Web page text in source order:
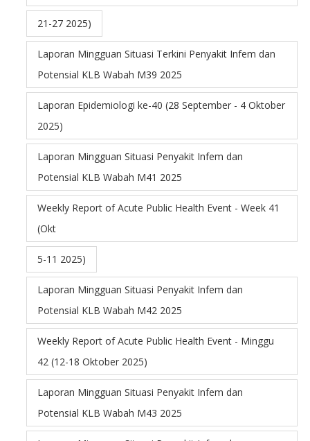
21-27 2025)
Laporan Mingguan Situasi Terkini Penyakit Infem dan
Potensial KLB Wabah M39 2025
Laporan Epidemiologi ke-40 (28 September - 4 Oktober
2025)
Laporan Mingguan Situasi Penyakit Infem dan
Potensial KLB Wabah M41 2025
Weekly Report of Acute Public Health Event - Week 41
(Okt
5-11 2025)
Laporan Mingguan Situasi Penyakit Infem dan
Potensial KLB Wabah M42 2025
Weekly Report of Acute Public Health Event - Minggu
42 (12-18 Oktober 2025)
Laporan Mingguan Situasi Penyakit Infem dan
Potensial KLB Wabah M43 2025